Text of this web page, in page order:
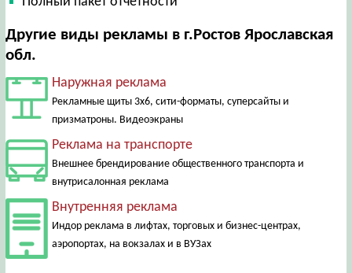
Другие виды рекламы в г.Ростов Ярославская
обл.
Наружная реклама
Рекламные щиты 3х6, сити-форматы, суперсайты и
призматроны. Видеоэкраны
Реклама на транспорте
Внешнее брендирование общественного транспорта и
внутрисалонная реклама
Внутренняя реклама
Индор реклама в лифтах, торговых и бизнес-центрах,
аэропортах, на вокзалах и в ВУЗах